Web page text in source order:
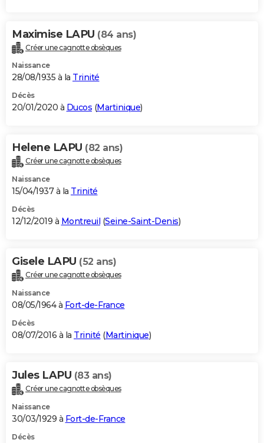
Maximise LAPU (84 ans)
Créer une cagnotte obsèques
Naissance
28/08/1935 à la Trinité
Décès
20/01/2020 à Ducos (Martinique)
Helene LAPU (82 ans)
Créer une cagnotte obsèques
Naissance
15/04/1937 à la Trinité
Décès
12/12/2019 à Montreuil (Seine-Saint-Denis)
Gisele LAPU (52 ans)
Créer une cagnotte obsèques
Naissance
08/05/1964 à Fort-de-France
Décès
08/07/2016 à la Trinité (Martinique)
Jules LAPU (83 ans)
Créer une cagnotte obsèques
Naissance
30/03/1929 à Fort-de-France
Décès